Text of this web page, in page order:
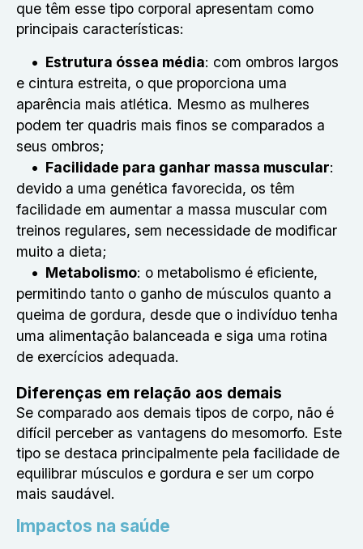
que têm esse tipo corporal apresentam como
principais características:
Estrutura óssea média: com ombros largos
e cintura estreita, o que proporciona uma
aparência mais atlética. Mesmo as mulheres
podem ter quadris mais finos se comparados a
seus ombros;
Facilidade para ganhar massa muscular:
devido a uma genética favorecida, os têm
facilidade em aumentar a massa muscular com
treinos regulares, sem necessidade de modificar
muito a dieta;
Metabolismo: o metabolismo é eficiente,
permitindo tanto o ganho de músculos quanto a
queima de gordura, desde que o indivíduo tenha
uma alimentação balanceada e siga uma rotina
de exercícios adequada.
Diferenças em relação aos demais
Se comparado aos demais tipos de corpo, não é
difícil perceber as vantagens do mesomorfo. Este
tipo se destaca principalmente pela facilidade de
equilibrar músculos e gordura e ser um corpo
mais saudável.
Impactos na saúde